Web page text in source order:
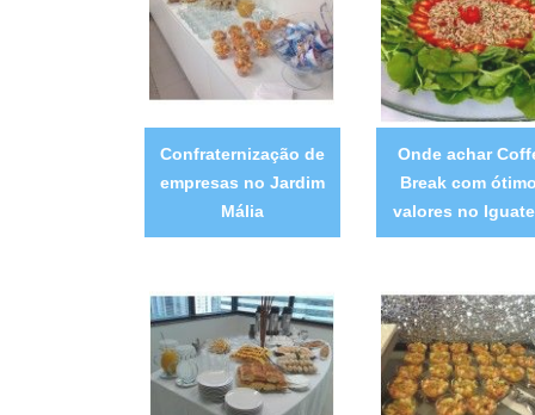
Confraternização de
empresas no Jardim
Mália
Onde achar
Break com
valores no